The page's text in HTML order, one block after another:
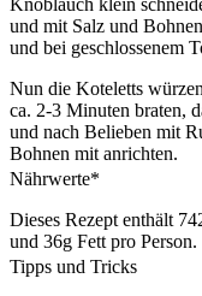
Knoblauch klein
und mit Salz und
und bei geschlossenem
Nun die Koteletts
ca. 2-3 Minuten braten,
und nach Belieben mit
Bohnen mit anrichten.
Nährwerte*
Dieses Rezept enthält
und 36g Fett pro Person.
Tipps und Tricks